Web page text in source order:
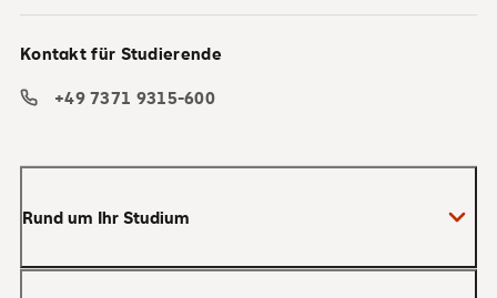
Rund um Ihr Studium
Kontakt für Studierende
+49 7371 9315-600